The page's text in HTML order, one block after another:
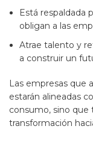
Está respaldada
obligan a las
Atrae talento y
a construir un
Las empresas que
estarán alineadas
consumo, sino que
transformación